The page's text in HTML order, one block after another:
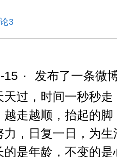
3
15 ·
发布了一条微
天过，时间一秒秒
越走越顺，抬起的
力，日复一日，为
的是年龄，不变的